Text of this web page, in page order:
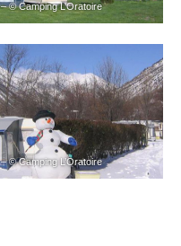
– © Camping L’Oratoire
– © Camping L’Oratoire